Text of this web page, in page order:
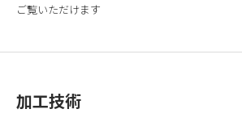
ご覧いただけます
加工技術